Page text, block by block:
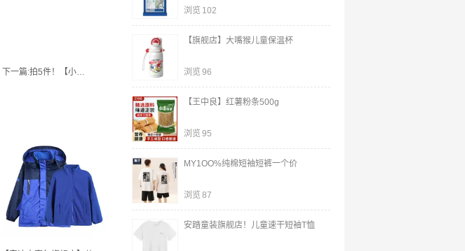
下一篇: 拍5件！【小熊猫伴伴旗舰店】奶酪棒共25支
浏览 102
【旗舰店】大嘴猴儿童保温杯
浏览 96
【王中良】红薯粉条500g
浏览 95
MY1OO%纯棉短袖短裤一个价
浏览 87
安踏童装旗舰店！儿童速干短袖T恤